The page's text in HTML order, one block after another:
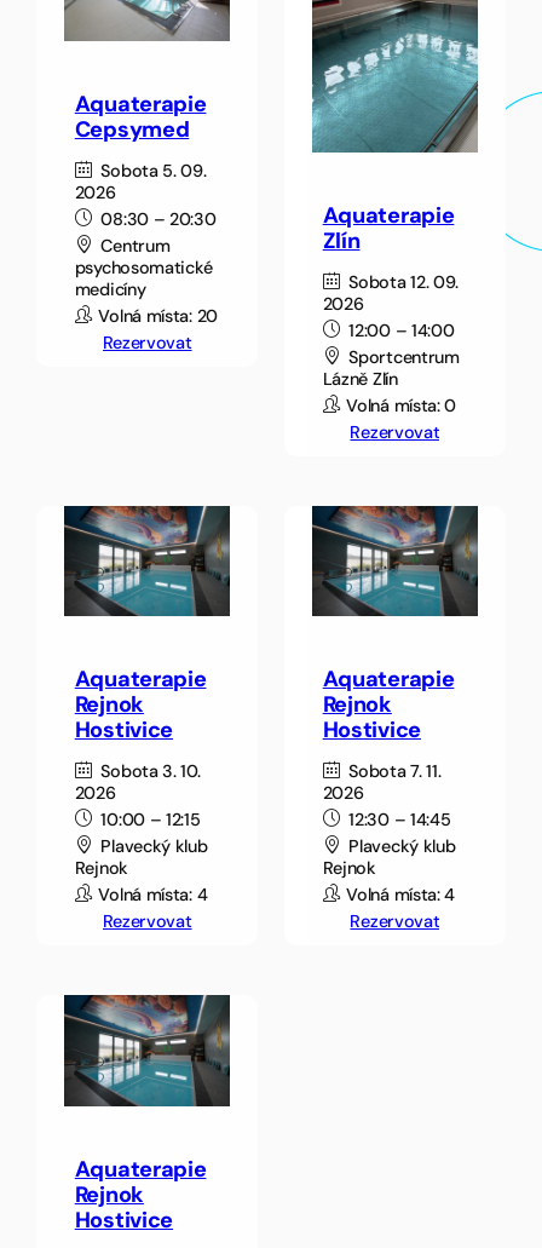
Aquaterapie
Cepsymed
Sobota 5. 09.
2026
08:30 – 20:30
Centrum
psychosomatické
medicíny
Volná místa: 20
Rezervovat
Aquaterapie
Zlín
Sobota 12. 09.
2026
12:00 – 14:00
Sportcentrum
Lázně Zlín
Volná místa: 0
Rezervovat
Aquaterapie
Rejnok
Hostivice
Sobota 3. 10.
2026
10:00 – 12:15
Plavecký klub
Rejnok
Volná místa: 4
Rezervovat
Aquaterapie
Rejnok
Hostivice
Sobota 7. 11.
2026
12:30 – 14:45
Plavecký klub
Rejnok
Volná místa: 4
Rezervovat
Aquaterapie
Rejnok
Hostivice